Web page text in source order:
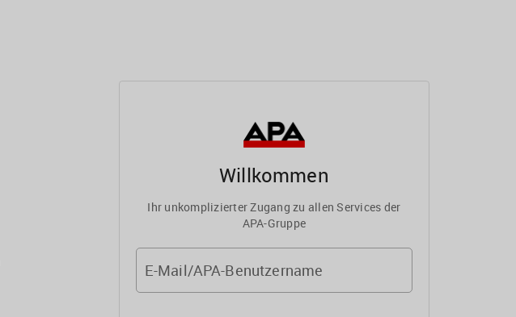
Willkommen
Ihr unkomplizierter Zugang zu allen Services der
APA-Gruppe
E-Mail/APA-Benutzername